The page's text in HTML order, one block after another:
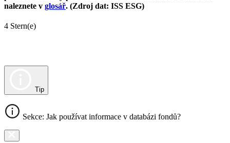
naleznete v glosář. (Zdroj dat: ISS ESG)
4 Stern(e)
Tip
Sekce: Jak používat informace v databázi fondů?